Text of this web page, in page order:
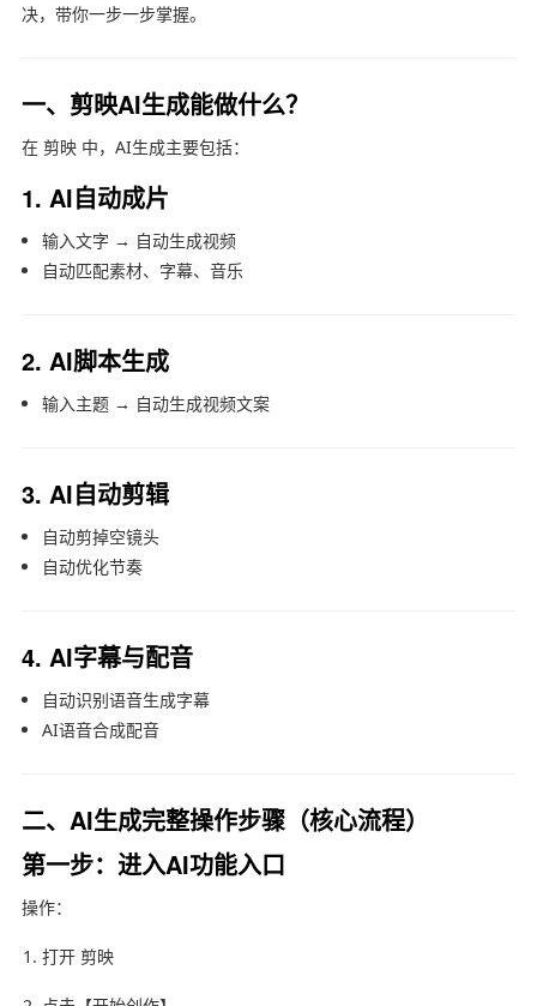
决，带你一步一步掌握。
一、剪映AI生成能做什么？
在 剪映中，AI生成主要包括：
1. AI自动成片
输入文字 → 自动生成视频
自动匹配素材、字幕、音乐
2. AI脚本生成
输入主题 → 自动生成视频文案
3. AI自动剪辑
自动剪掉空镜头
自动优化节奏
4. AI字幕与配音
自动识别语音生成字幕
AI语音合成配音
二、AI生成完整操作步骤（核心流程）
第一步：进入AI功能入口
操作：
打开 剪映